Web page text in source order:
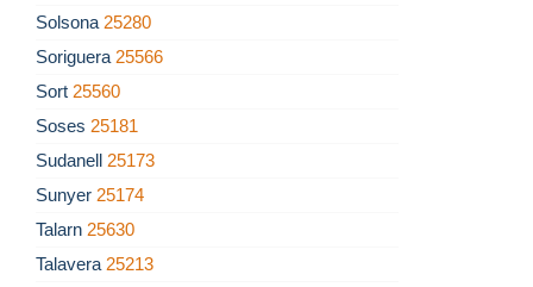
Solsona 25280
Soriguera 25566
Sort 25560
Soses 25181
Sudanell 25173
Sunyer 25174
Talarn 25630
Talavera 25213